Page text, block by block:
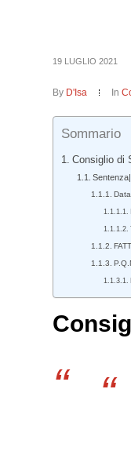
19 LUGLIO 2021
By D'Isa In
Sommario
Consiglio di